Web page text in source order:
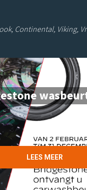
Continental, Viking,
LEES MEER